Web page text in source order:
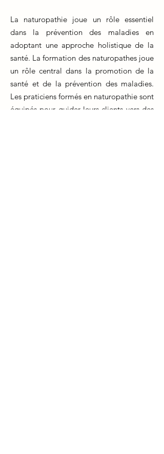
La naturopathie joue un rôle essentiel
dans la prévention des maladies en
adoptant une approche holistique de la
santé. La formation des naturopathes joue
un rôle central dans la promotion de la
santé et de la prévention des maladies.
Les praticiens formés en naturopathie sont
équipés pour guider leurs clients vers des